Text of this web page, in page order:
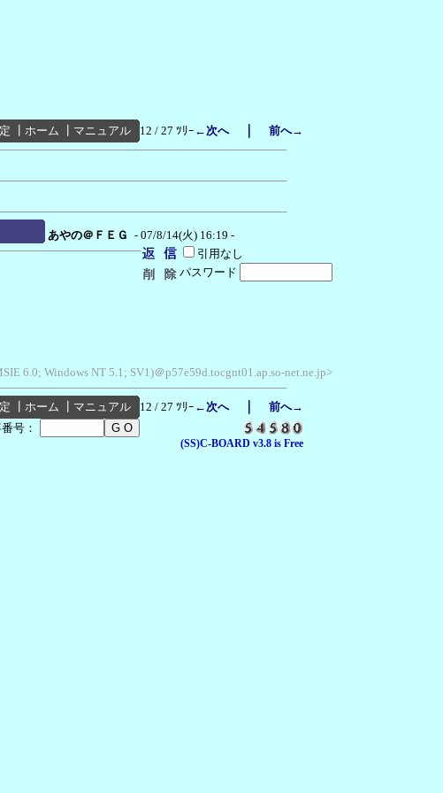
ホーム マニュアル 12 / 27 ﾂﾘｰ ←次へ｜ 前へ→
あやの＠ＦＥＧ - 07/8/14(火) 16:19 -
引用なし
パスワード
6.0; Windows NT 5.1; SV1)＠p57e59d.tocgnt01.ap.so-net.ne.jp>
ホーム マニュアル 12 / 27 ﾂﾘｰ ←次へ｜ 前へ→
号：
(SS)C-BOARD v3.8 is Free